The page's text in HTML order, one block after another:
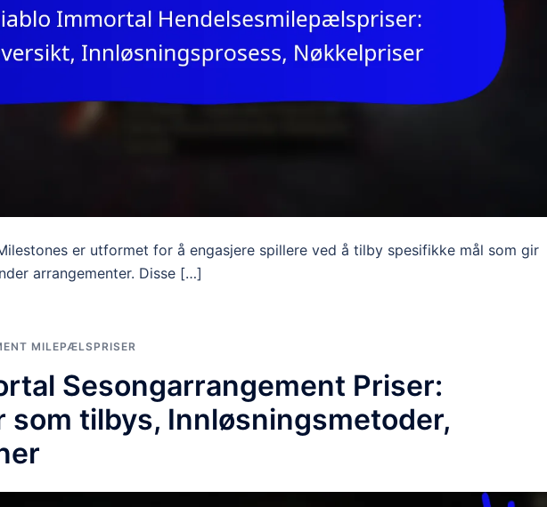
er utformet for å engasjere spillere ved å tilby spesifikke mål som gir
arrangementer. Disse […]
MILEPÆLSPRISER
Sesongarrangement Priser:
som tilbys, Innløsningsmetoder,